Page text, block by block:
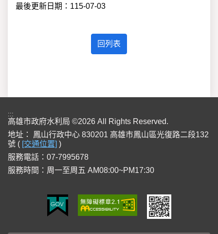
最後更新日期：115-07-03
:::
高雄市政府水利局 ©2026 All Rights Reserved.
地址：
鳳山行政中心 830201 高雄市鳳山區光復路二段132
號 ( [交通位置] )
服務電話：07-7995678
服務時間：周一至周五 AM08:00~PM17:30